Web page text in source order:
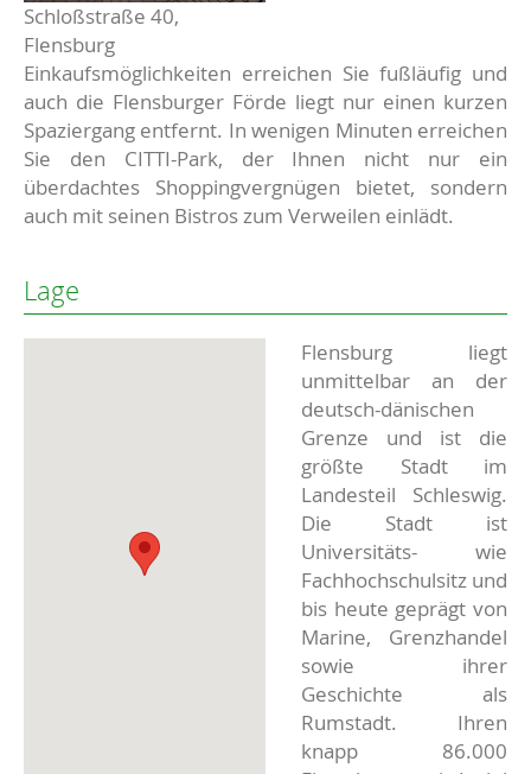
Schloßstraße 40,
Flensburg
Einkaufsmöglichkeiten erreichen Sie fußläufig und
auch die Flensburger Förde liegt nur einen kurzen
Spaziergang entfernt. In wenigen Minuten erreichen
Sie den CITTI-Park, der Ihnen nicht nur ein
überdachtes Shoppingvergnügen bietet, sondern
auch mit seinen Bistros zum Verweilen einlädt.
Lage
Flensburg liegt
unmittelbar an der
deutsch-dänischen
Grenze und ist die
größte Stadt im
Landesteil Schleswig.
Die Stadt ist
Universitäts- wie
Fachhochschulsitz und
bis heute geprägt von
Marine, Grenzhandel
sowie ihrer
Geschichte als
Rumstadt. Ihren
knapp 86.000